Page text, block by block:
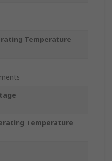
Temperature
Temperature